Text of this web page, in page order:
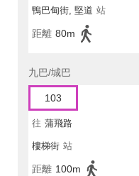
鴨巴甸街, 堅道 站
距離 80m
九巴/城巴
103
往 蒲飛路
樓梯街 站
距離 100m